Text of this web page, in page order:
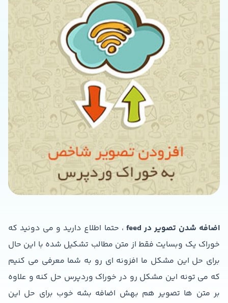
اضافه شدن تصویر در feed
، حتما اطلاع دارید و می دونید که
خوراک یک وبسایت فقط از متن مطالب تشکیل شده با این حال
برای حل این مشکل ما افزونه ای رو به شما معرفی می کنیم
که می تونه این مشکل رو در خوراک وردپرس حل کنه و علاوه
بر متن ها تصویر هم بهش اضافه بشه خوب برای حل این